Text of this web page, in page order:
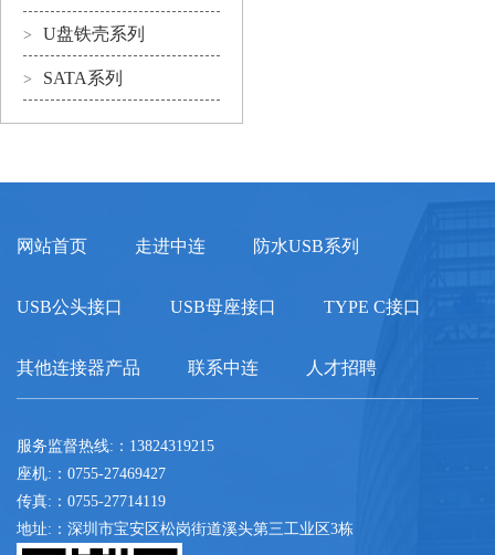
> U盘铁壳系列
> SATA系列
网站首页 走进中连 防水USB系列
USB公头接口 USB母座接口 TYPE C接口
其他连接器产品 联系中连 人才招聘
服务监督热线:：13824319215
座机:：0755-27469427
传真:：0755-27714119
地址:：深圳市宝安区松岗街道溪头第三工业区3栋